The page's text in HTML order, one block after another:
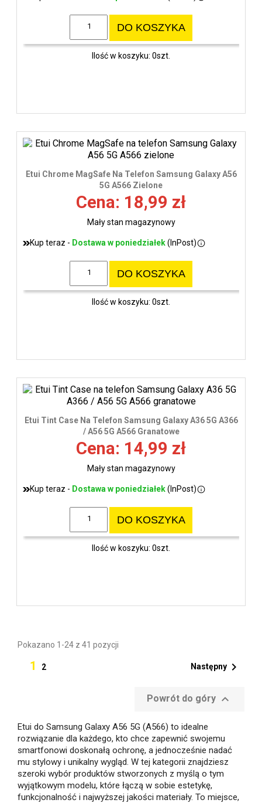
DO KOSZYKA
Ilość w koszyku: 0szt.
Etui Chrome MagSafe Na Telefon Samsung Galaxy A56
5G A566 Zielone
Cena: 18,99 zł
Mały stan magazynowy
Kup teraz - Dostawa w poniedziałek(InPost)
DO KOSZYKA
Ilość w koszyku: 0szt.
Etui Tint Case Na Telefon Samsung Galaxy A36 5G A366
/ A56 5G A566 Granatowe
Cena: 14,99 zł
Mały stan magazynowy
Kup teraz - Dostawa w poniedziałek(InPost)
DO KOSZYKA
Ilość w koszyku: 0szt.
Pokazano 1-24 z 41 pozycji
1 2 Następny 
Powrót do góry 
Etui do Samsung Galaxy A56 5G (A566) to idealne
rozwiązanie dla każdego, kto chce zapewnić swojemu
smartfonowi doskonałą ochronę, a jednocześnie nadać
mu stylowy i unikalny wygląd. W tej kategorii znajdziesz
szeroki wybór produktów stworzonych z myślą o tym
wyjątkowym modelu, które łączą w sobie estetykę,
funkcjonalność i najwyższej jakości materiały. To miejsce,